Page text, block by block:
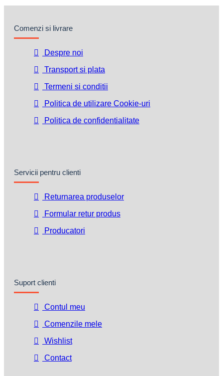
Comenzi si livrare
Despre noi
Transport si plata
Termeni si conditii
Politica de utilizare Cookie-uri
Politica de confidentialitate
Servicii pentru clienti
Returnarea produselor
Formular retur produs
Producatori
Suport clienti
Contul meu
Comenzile mele
Wishlist
Contact